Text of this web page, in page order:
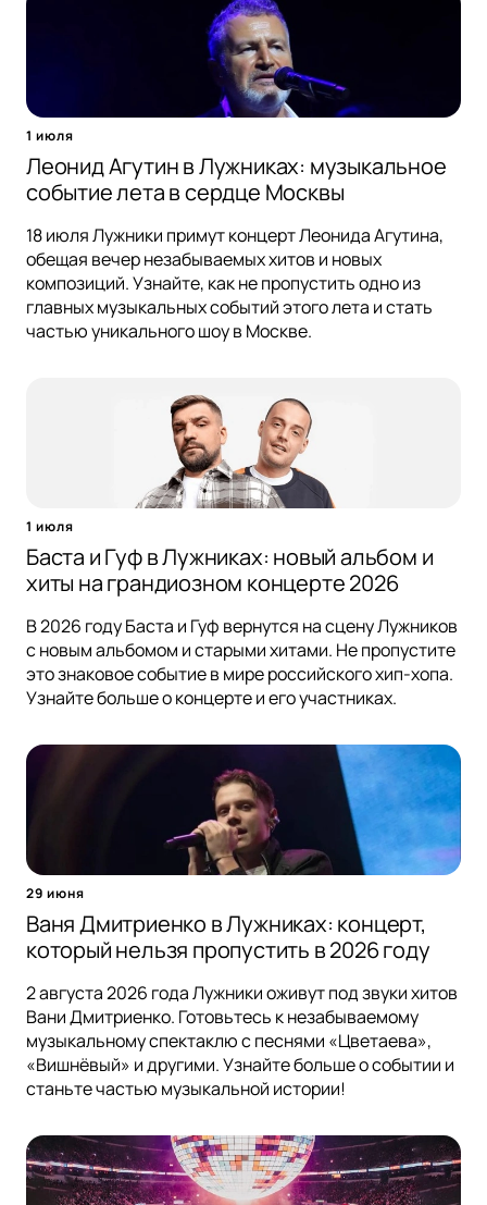
1 июля
Леонид Агутин в Лужниках: музыкальное
событие лета в сердце Москвы
18 июля Лужники примут концерт Леонида Агутина,
обещая вечер незабываемых хитов и новых
композиций. Узнайте, как не пропустить одно из
главных музыкальных событий этого лета и стать
частью уникального шоу в Москве.
1 июля
Баста и Гуф в Лужниках: новый альбом и
хиты на грандиозном концерте 2026
В 2026 году Баста и Гуф вернутся на сцену Лужников
с новым альбомом и старыми хитами. Не пропустите
это знаковое событие в мире российского хип-хопа.
Узнайте больше о концерте и его участниках.
29 июня
Ваня Дмитриенко в Лужниках: концерт,
который нельзя пропустить в 2026 году
2 августа 2026 года Лужники оживут под звуки хитов
Вани Дмитриенко. Готовьтесь к незабываемому
музыкальному спектаклю с песнями «Цветаева»,
«Вишнёвый» и другими. Узнайте больше о событии и
станьте частью музыкальной истории!